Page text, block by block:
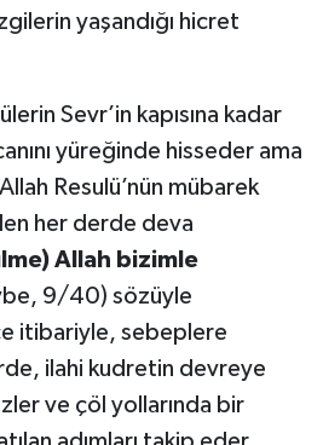
yaşandığı hicret
Sevr’in kapısına kadar
yüreğinde hisseder ama
Resulü’nün mübarek
her derde deva
Allah bizimle
9/40) sözüyle
itibariyle, sebeplere
ilahi kudretin devreye
ve çöl yollarında bir